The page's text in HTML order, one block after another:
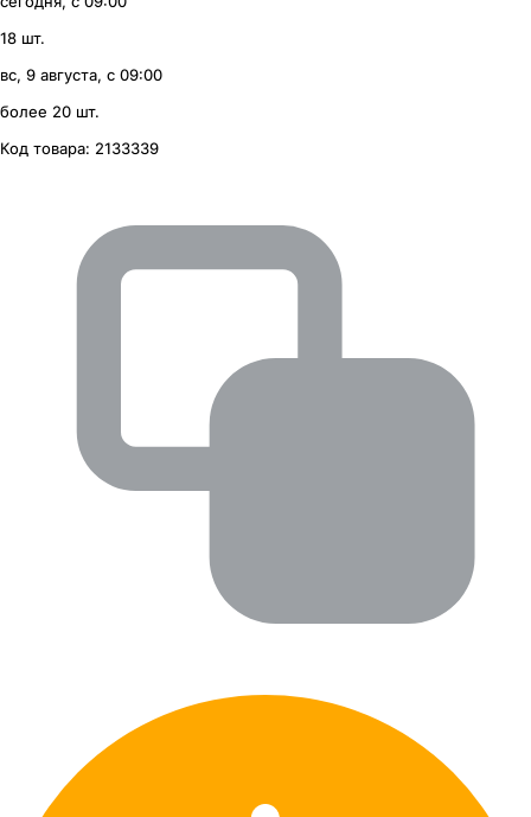
18 шт.
вс, 9 августа, с 09:00
более 20 шт.
Код товара: 2133339